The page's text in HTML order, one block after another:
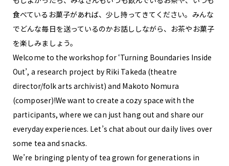
食べているお菓子があれば、少し持ってきてください。みんな
でどんな毎日を送っているのかお話ししながら、お茶やお菓子
を楽しみましょう。
Welcome to the workshop for ‘Turning Boundaries Inside
Out’, a research project by Riki Takeda (theatre
director/folk arts archivist) and Makoto Nomura
(composer)!We want to create a cozy space with the
participants, where we can just hang out and share our
everyday experiences. Let’s chat about our daily lives over
some tea and snacks.
We’re bringing plenty of tea grown for generations in